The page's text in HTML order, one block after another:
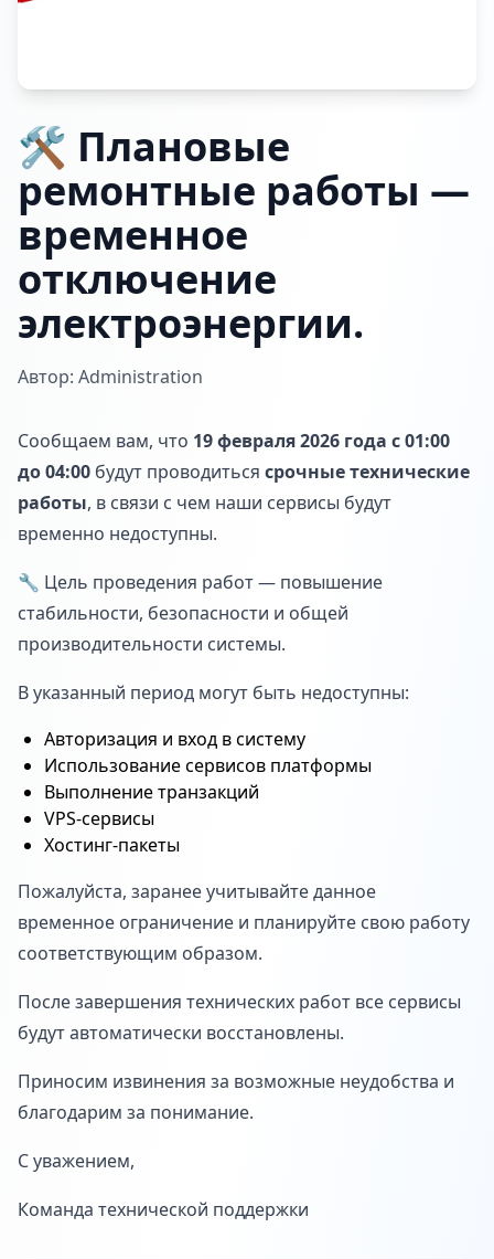
🛠️ Плановые
ремонтные работы —
временное
отключение
электроэнергии.
Автор: Administration
Сообщаем вам, что 19 февраля 2026 года с 01:00
до 04:00 будут проводиться срочные технические
работы, в связи с чем наши сервисы будут
временно недоступны.
🔧 Цель проведения работ — повышение
стабильности, безопасности и общей
производительности системы.
В указанный период могут быть недоступны:
Авторизация и вход в систему
Использование сервисов платформы
Выполнение транзакций
VPS-сервисы
Хостинг-пакеты
Пожалуйста, заранее учитывайте данное
временное ограничение и планируйте свою работу
соответствующим образом.
После завершения технических работ все сервисы
будут автоматически восстановлены.
Приносим извинения за возможные неудобства и
благодарим за понимание.
С уважением,
Команда технической поддержки